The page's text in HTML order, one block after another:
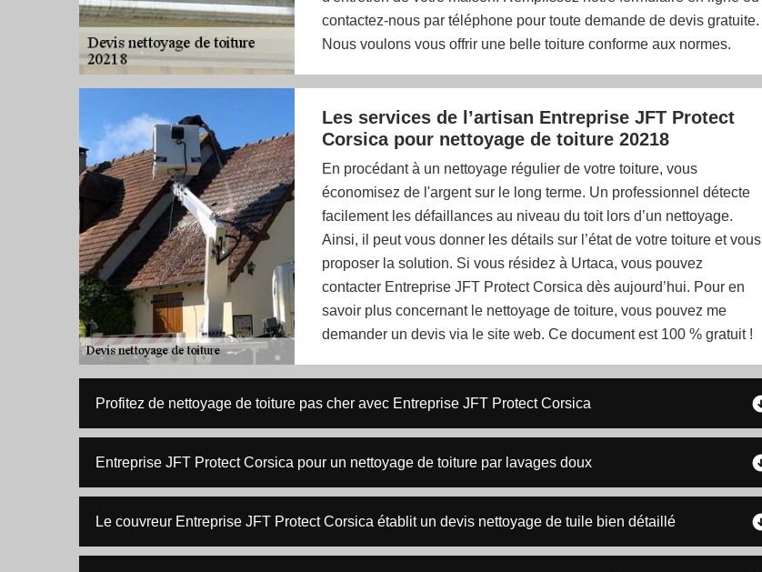
contactez-nous par téléphone pour toute demande de devis gratuite.
Nous voulons vous offrir une belle toiture conforme aux normes.
Les services de l’artisan Entreprise JFT Protect
Corsica pour nettoyage de toiture 20218
En procédant à un nettoyage régulier de votre toiture, vous
économisez de l'argent sur le long terme. Un professionnel détecte
facilement les défaillances au niveau du toit lors d’un nettoyage.
Ainsi, il peut vous donner les détails sur l’état de votre toiture et vous
proposer la solution. Si vous résidez à Urtaca, vous pouvez
contacter Entreprise JFT Protect Corsica dès aujourd’hui. Pour en
savoir plus concernant le nettoyage de toiture, vous pouvez me
demander un devis via le site web. Ce document est 100 % gratuit !
Profitez de nettoyage de toiture pas cher avec Entreprise JFT Protect Corsica
Entreprise JFT Protect Corsica pour un nettoyage de toiture par lavages doux
Le couvreur Entreprise JFT Protect Corsica établit un devis nettoyage de tuile bien détaillé